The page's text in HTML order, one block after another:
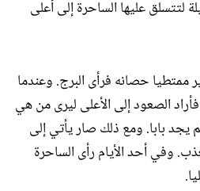
لتتسلق عليها الساحرة إلى أعلى
ممتطيا حصانه فرأى البرج. وعندما
الصعود إلى الأعلى ليرى من هي
بابا. ومع ذلك صار يأتي إلى
وفي أحد الأيام رأى الساحرة